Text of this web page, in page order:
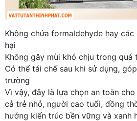
Không chứa formaldehyde hay
hại
Không gây mùi khó chịu trong quá
Có thể tái chế sau khi sử dụng,
trường
Vì vậy, đây là lựa chọn an toàn
cả trẻ nhỏ, người cao tuổi, đồng
hướng kiến trúc bền vững và xanh